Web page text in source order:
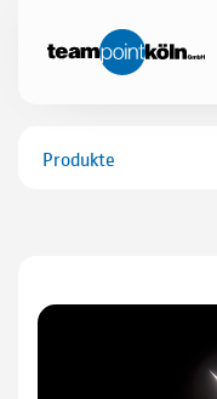
Produkte